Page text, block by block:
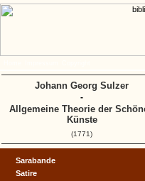
Sarabande
Satire
Johann Georg Sulzer
-
Allgemeine Theorie der
Künste
(1771)